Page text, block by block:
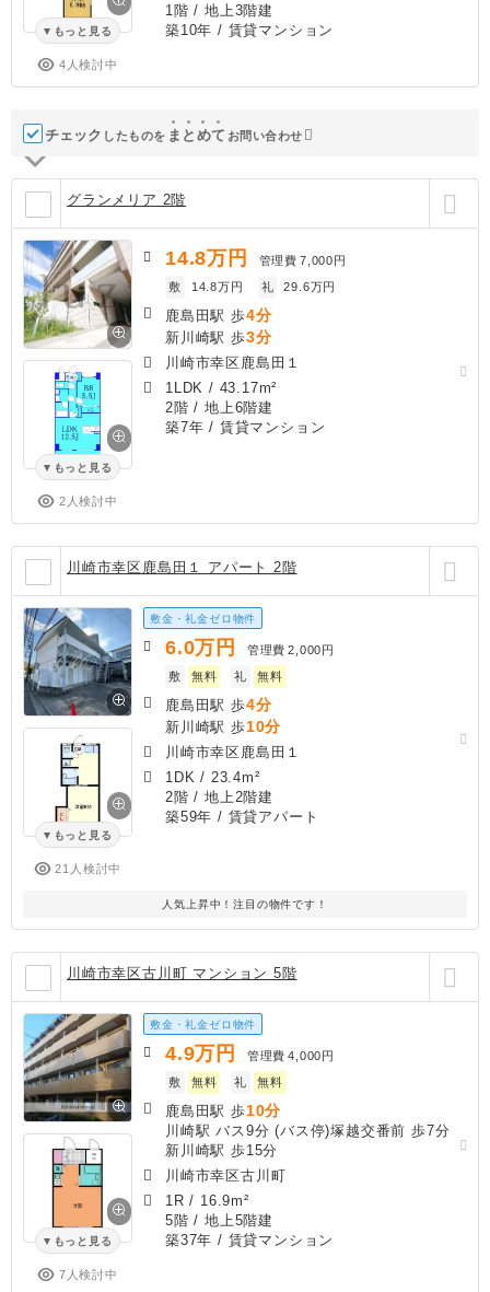
もっと見る
4人検討中
1階 / 地上3階建
築10年 / 賃貸マンション
チェック したものを ま と めて お問い合わせ
グランメリア 2階
もっと見る
2人検討中
14.8万円 管理費 7,000円
敷
14.8万円 礼 29.6万円
鹿島田駅 歩4分
新川崎駅 歩3分
川崎市幸区鹿島田１
1LDK / 43.17m²
2階 / 地上6階建
築7年 / 賃貸マンション
川崎市幸区鹿島田１ アパート 2階
もっと見る
21人検討中
敷金・礼金ゼロ物件
6.0万円 管理費 2,000円
敷
無料 礼 無料
鹿島田駅 歩4分
新川崎駅 歩10分
川崎市幸区鹿島田１
1DK / 23.4m²
2階 / 地上2階建
築59年 / 賃貸アパート
人気上昇中！注目の物件です！
川崎市幸区古川町 マンション 5階
もっと見る
7人検討中
敷金・礼金ゼロ物件
4.9万円 管理費 4,000円
敷
無料 礼 無料
鹿島田駅 歩10分
川崎駅 バス9分 (バス停)塚越交番前 歩7分
新川崎駅 歩15分
川崎市幸区古川町
1R / 16.9m²
5階 / 地上5階建
築37年 / 賃貸マンション